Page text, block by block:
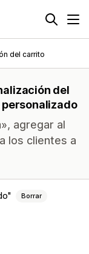
del carrito
del
agregar al
los clientes a
Borrar